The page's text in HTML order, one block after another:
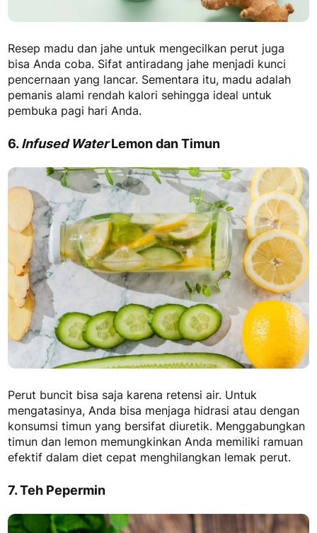
Resep madu dan jahe untuk mengecilkan perut juga
bisa Anda coba. Sifat antiradang jahe menjadi kunci
pencernaan yang lancar. Sementara itu, madu adalah
pemanis alami rendah kalori sehingga ideal untuk
pembuka pagi hari Anda.
6.Infused WaterLemon dan Timun
Perut buncit bisa saja karena retensi air. Untuk
mengatasinya, Anda bisa menjaga hidrasi atau dengan
konsumsi timun yang bersifat diuretik. Menggabungkan
timun dan lemon memungkinkan Anda memiliki ramuan
efektif dalam diet cepat menghilangkan lemak perut.
7. Teh Pepermin